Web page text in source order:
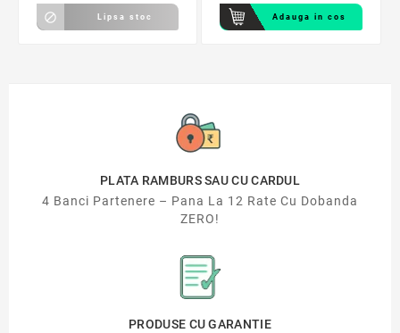
 Lipsa stoc Adauga in cos
PLATA RAMBURS SAU CU CARDUL
4 Banci Partenere – Pana La 12 Rate Cu Dobanda
ZERO!
PRODUSE CU GARANTIE